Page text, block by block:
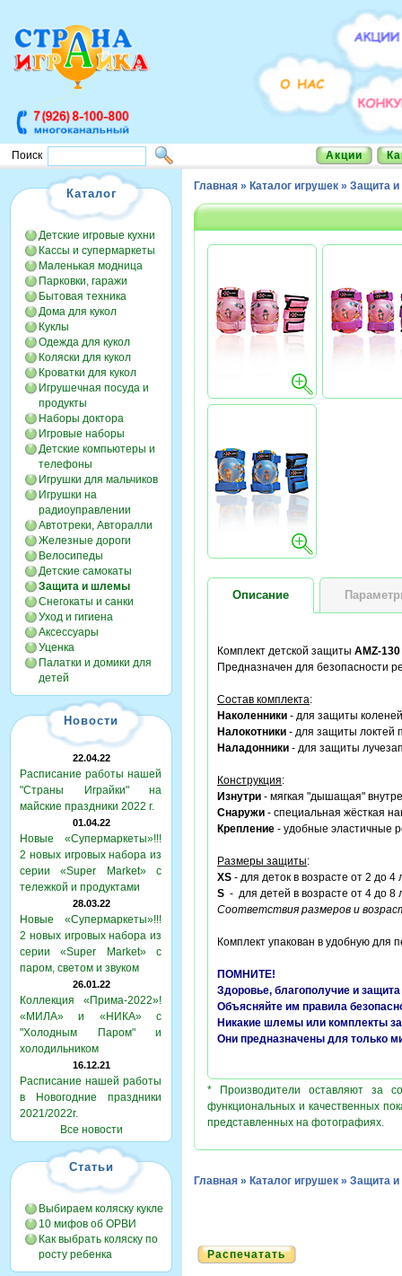
Поиск Акции
Каталог
Детские игровые кухни
Кассы и супермаркеты
Маленькая модница
Парковки, гаражи
Бытовая техника
Дома для кукол
Куклы
Одежда для кукол
Коляски для кукол
Кроватки для кукол
Игрушечная посуда и
продукты
Наборы доктора
Игровые наборы
Детские компьютеры и
телефоны
Игрушки для мальчиков
Игрушки на
радиоуправлении
Автотреки, Авторалли
Железные дороги
Велосипеды
Детские самокаты
Защита и шлемы
Снегокаты и санки
Уход и гигиена
Аксессуары
Уценка
Палатки и домики для
детей
Новости
22.04.22
Расписание работы нашей
"Страны Играйки" на
майские праздники 2022 г.
01.04.22
Новые «Супермаркеты»!!!
2 новых игровых набора из
серии «Super Market» с
тележкой и продуктами
28.03.22
Новые «Супермаркеты»!!!
2 новых игровых набора из
серии «Super Market» с
паром, светом и звуком
26.01.22
Коллекция «Прима-2022»!
«МИЛА» и «НИКА» с
"Холодным Паром" и
холодильником
16.12.21
Расписание нашей работы
в Новогодние праздники
2021/2022г.
Все новости
Статьи
Выбираем коляску кукле
10 мифов об ОРВИ
Как выбрать коляску по
росту ребенка
Главная » Каталог игрушек » Защита
Описание
Комплект детской защиты AMZ-130
Предназначен для безопасности
Состав комплекта:
Наколенники - для защиты
Налокотники - для защиты локтей
Наладонники - для защиты
Конструкция:
Изнутри - мягкая "дышащая"
Снаружи - специальная жёсткая
Крепление - удобные эластичные
Размеры защиты:
XS - для деток в возрасте от 2 до 4
S - для детей в возрасте от 4 до 8
Соответствия размеров и
Комплект упакован в удобную для
ПОМНИТЕ!
Здоровье, благополучие и
Объясняйте им правила
Никакие шлемы или комплекты
Они предназначены для только
* Производители оставляют за
функциональных и качественных
представленных на фотографиях.
Главная » Каталог игрушек » Защита
Распечатать